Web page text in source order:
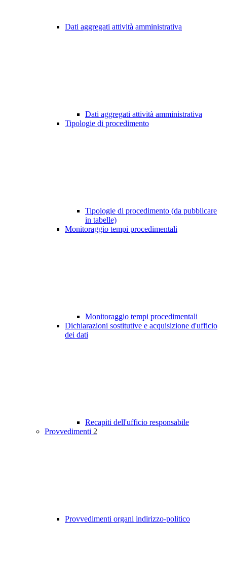
Dati aggregati attività amministrativa
Dati aggregati attività amministrativa
Tipologie di procedimento
Tipologie di procedimento (da pubblicare
in tabelle)
Monitoraggio tempi procedimentali
Monitoraggio tempi procedimentali
Dichiarazioni sostitutive e acquisizione d'ufficio
dei dati
Recapiti dell'ufficio responsabile
Provvedimenti 2
Provvedimenti organi indirizzo-politico